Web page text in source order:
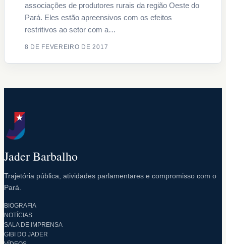
associações de produtores rurais da região Oeste do
Pará. Eles estão apreensivos com os efeitos
restritivos ao setor com a…
8 DE FEVEREIRO DE 2017
Jader Barbalho
Trajetória pública, atividades parlamentares e compromisso com o
Pará.
BIOGRAFIA
NOTÍCIAS
SALA DE IMPRENSA
GIBI DO JADER